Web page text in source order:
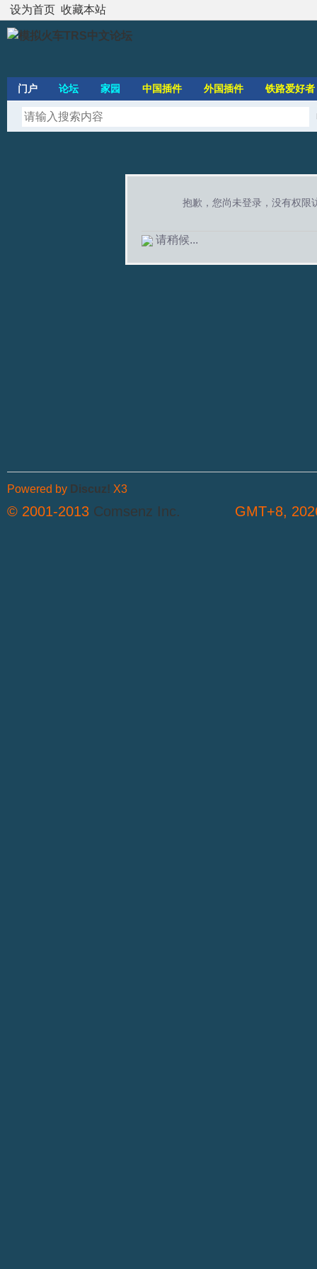
设为首页 收藏本站
门户 论坛 家园 中国插件 外国插件 铁路爱好者
抱歉，您尚未登录，没有权限
请稍候...
GMT+8,
Powered by Discuz! X3
© 2001-2013 Comsenz Inc.